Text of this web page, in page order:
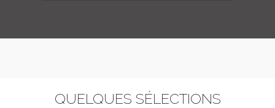
QUELQUES SÉLECTIONS